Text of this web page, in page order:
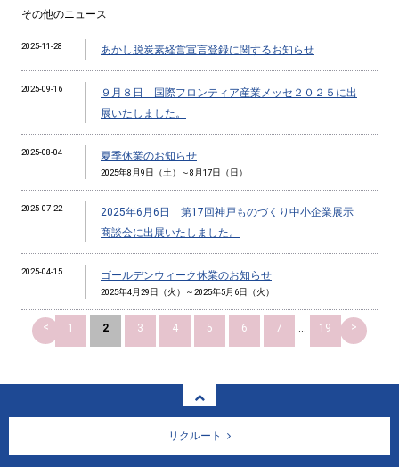
その他のニュース
2025-11-28 あかし脱炭素経営宣言登録に関するお知らせ
2025-09-16
９月８日 国際フロンティア産業メッセ２０２５に出
展いたしました。
2025-08-04 夏季休業のお知らせ
2025年8月9日（土）～8月17日（日）
2025-07-22
2025年6月6日 第17回神戸ものづくり中小企業展示
商談会に出展いたしました。
2025-04-15 ゴールデンウィーク休業のお知らせ
2025年4月29日（火）～2025年5月6日（火）
< 1 2 3 4 5 6 7 19 >
リクルート